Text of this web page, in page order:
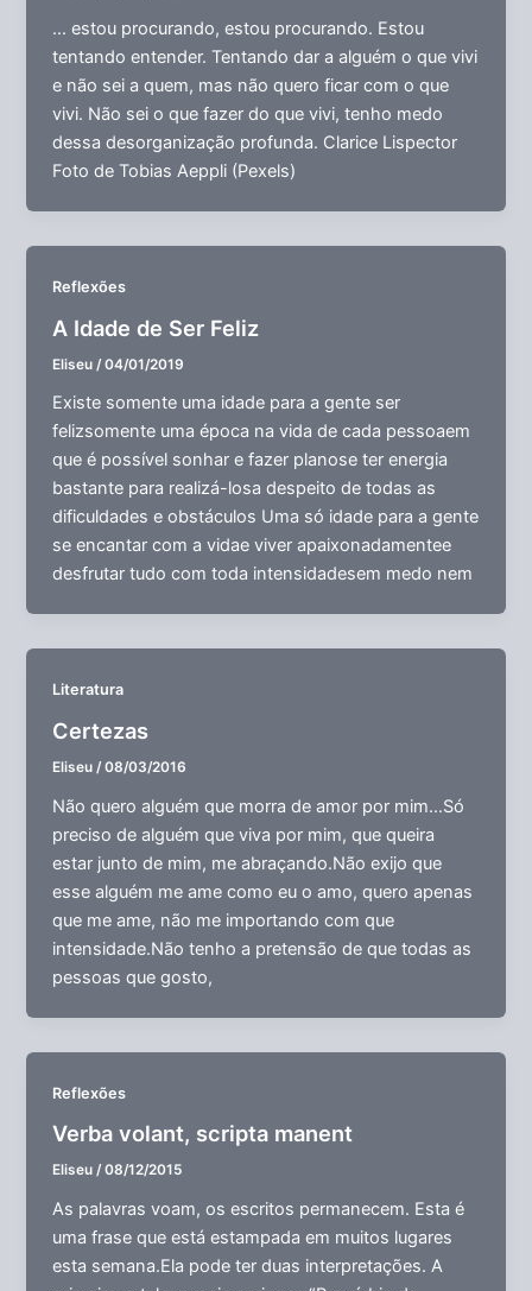
… estou procurando, estou procurando. Estou
tentando entender. Tentando dar a alguém o que vivi
e não sei a quem, mas não quero ficar com o que
vivi. Não sei o que fazer do que vivi, tenho medo
dessa desorganização profunda. Clarice Lispector
Foto de Tobias Aeppli (Pexels)
Reflexões
A Idade de Ser Feliz
Eliseu /04/01/2019
Existe somente uma idade para a gente ser
felizsomente uma época na vida de cada pessoaem
que é possível sonhar e fazer planose ter energia
bastante para realizá-losa despeito de todas as
dificuldades e obstáculos Uma só idade para a gente
se encantar com a vidae viver apaixonadamentee
desfrutar tudo com toda intensidadesem medo nem
Literatura
Certezas
Eliseu/08/03/2016
Não quero alguém que morra de amor por mim…Só
preciso de alguém que viva por mim, que queira
estar junto de mim, me abraçando.Não exijo que
esse alguém me ame como eu o amo, quero apenas
que me ame, não me importando com que
intensidade.Não tenho a pretensão de que todas as
pessoas que gosto,
Reflexões
Verba volant, scripta manent
Eliseu/08/12/2015
As palavras voam, os escritos permanecem. Esta é
uma frase que está estampada em muitos lugares
esta semana.Ela pode ter duas interpretações. A